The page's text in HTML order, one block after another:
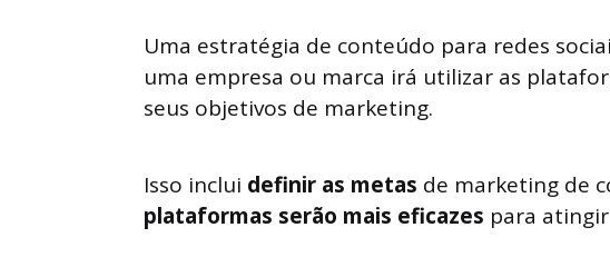
Uma estratégia de conteúdo para redes
uma empresa ou marca irá utilizar as
seus objetivos de marketing.
Isso inclui definir as metas de marketing de
plataformas serão mais eficazes para